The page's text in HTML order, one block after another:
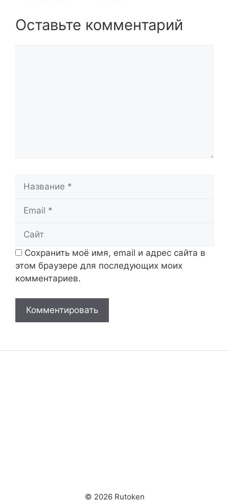
Оставьте комментарий
Название
Email
Сайт
Сохранить моё имя, email и адрес сайта в
этом браузере для последующих моих
комментариев.
© 2026 Rutoken